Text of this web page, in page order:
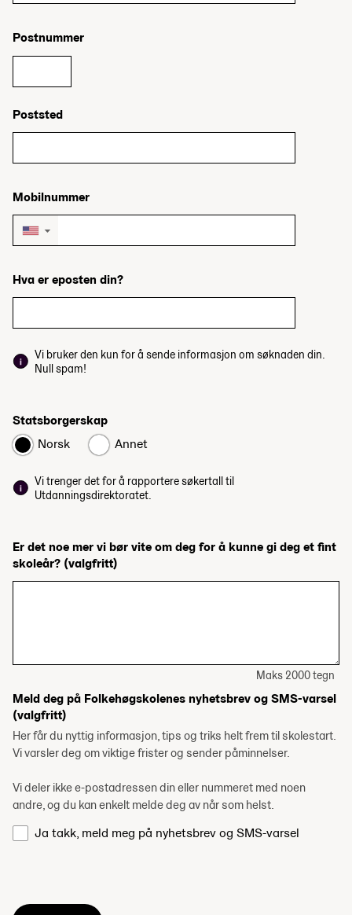
Postnummer
Poststed
Mobilnummer
▼
Hva er eposten din?
Vi bruker den kun for å sende informasjon om søknaden din.
Null spam!
Statsborgerskap
Norsk
Annet
Vi trenger det for å rapportere søkertall til
Utdanningsdirektoratet.
Er det noe mer vi bør vite om deg for å kunne gi deg et fint
skoleår? (valgfritt)
Maks 2000 tegn
Meld deg på Folkehøgskolenes nyhetsbrev og SMS-varsel
(valgfritt)
Her får du nyttig informasjon, tips og triks helt frem til skolestart.
Vi varsler deg om viktige frister og sender påminnelser.
Vi deler ikke e-postadressen din eller nummeret med noen
andre, og du kan enkelt melde deg av når som helst.
Ja takk, meld meg på nyhetsbrev og SMS-varsel